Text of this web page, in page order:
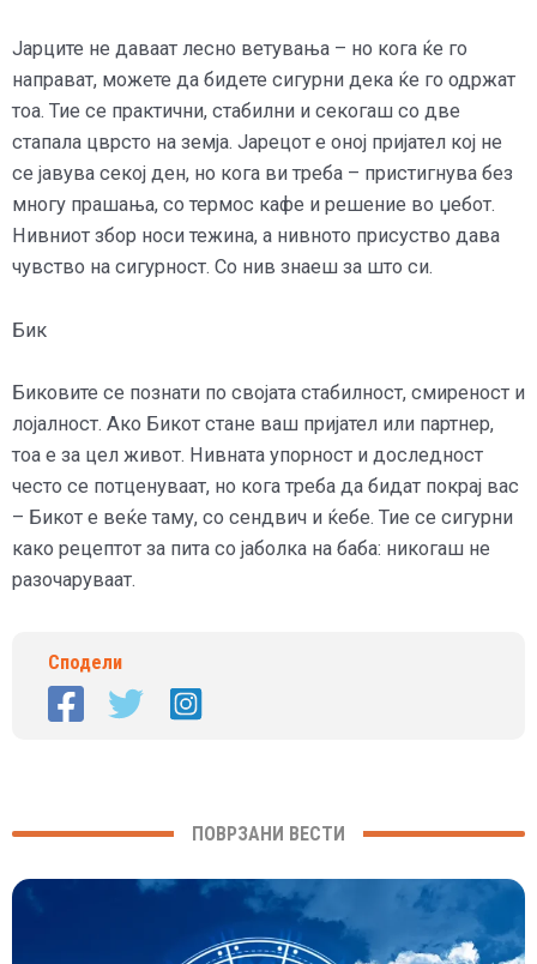
Јарците не даваат лесно ветувања – но кога ќе го
направат, можете да бидете сигурни дека ќе го одржат
тоа. Тие се практични, стабилни и секогаш со две
стапала цврсто на земја. Јарецот е оној пријател кој не
се јавува секој ден, но кога ви треба – пристигнува без
многу прашања, со термос кафе и решение во џебот.
Нивниот збор носи тежина, а нивното присуство дава
чувство на сигурност. Со нив знаеш за што си.
Бик
Биковите се познати по својата стабилност, смиреност и
лојалност. Ако Бикот стане ваш пријател или партнер,
тоа е за цел живот. Нивната упорност и доследност
често се потценуваат, но кога треба да бидат покрај вас
– Бикот е веќе таму, со сендвич и ќебе. Тие се сигурни
како рецептот за пита со јаболка на баба: никогаш не
разочаруваат.
Сподели
ПОВРЗАНИ ВЕСТИ